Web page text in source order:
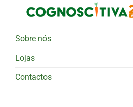
Sobre nós
Lojas
Contactos